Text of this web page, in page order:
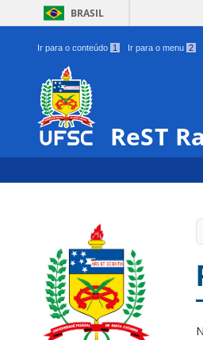
BRASIL
Ir para o conteúdo 1 Ir para o menu 2
ReST